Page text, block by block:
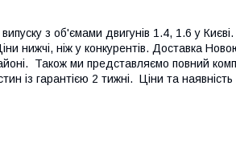
з об'ємами двигунів 1.4, 1.6 у
нижчі, ніж у конкурентів. Доставка
Також ми представляємо повний
із гарантією 2 тижні. Ціни та